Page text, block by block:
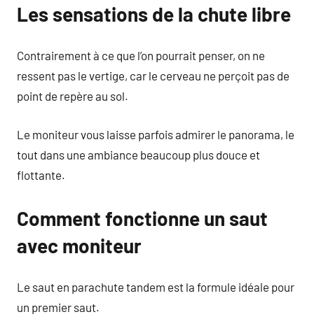
Les sensations de la chute libre
Contrairement à ce que l’on pourrait penser, on ne
ressent pas le vertige, car le cerveau ne perçoit pas de
point de repère au sol.
Le moniteur vous laisse parfois admirer le panorama, le
tout dans une ambiance beaucoup plus douce et
flottante.
Comment fonctionne un saut
avec moniteur
Le saut en parachute tandem est la formule idéale pour
un premier saut.